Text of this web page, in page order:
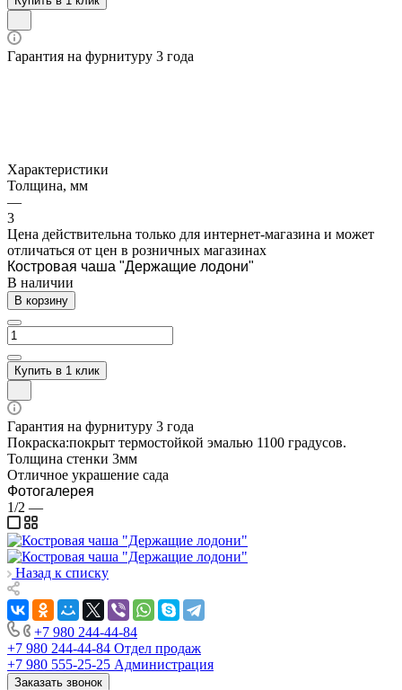
Гарантия на фурнитуру 3 года
Характеристики
Толщина, мм
—
3
Цена действительна только для интернет-магазина и может
отличаться от цен в розничных магазинах
Костровая чаша "Держащие лодони"
В наличии
В корзину
Купить в 1 клик
Гарантия на фурнитуру 3 года
Покраска:покрыт термостойкой эмалью 1100 градусов.
Толщина стенки 3мм
Отличное украшение сада
Фотогалерея
1/2 —
Назад к списку
+7 980 244-44-84
+7 980 244-44-84 Отдел продаж
+7 980 555-25-25 Администрация
Заказать звонок